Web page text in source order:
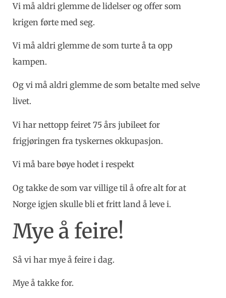
Vi må aldri glemme de lidelser og offer som
krigen førte med seg.
Vi må aldri glemme de som turte å ta opp
kampen.
Og vi må aldri glemme de som betalte med selve
livet.
Vi har nettopp feiret 75 års jubileet for
frigjøringen fra tyskernes okkupasjon.
Vi må bare bøye hodet i respekt
Og takke de som var villige til å ofre alt for at
Norge igjen skulle bli et fritt land å leve i.
Mye å feire!
Så vi har mye å feire i dag.
Mye å takke for.